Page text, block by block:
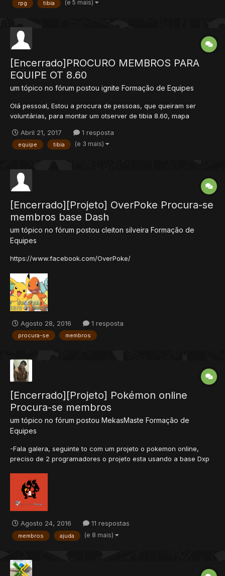
rpg tibia (e 5 mais)
[Encerrado]PROCURO MEMBROS PARA
EQUIPE OT 8.60
um tópico no fórum postou ignite Formação de Equipes
Olá pessoal, Estou a procura de pessoas, que queiram ser
voluntárias, para montar um otserver de tibia 8.60, mapa
dedicação, vontade, etc... Estou a procura de mappers,
scripters, websiters, designers (e...
Abril 21, 2017 1 resposta
equipe tibia (e 3 mais)
[Encerrado][Projeto] OverPoke Procura-se
membros base Dash
um tópico no fórum postou cleiton silveira Formação de
Equipes
https://www.facebook.com/OverPoke/
Agosto 28, 2016 1 resposta
procura-se membros
[Encerrado][Projeto] Pokémon online
Procura-se membros
um tópico no fórum postou MekasMaste Formação de
Equipes
-Fala galera, seguinte to com um projeto o pokemon online,
preciso de 2 programadores o projeto esta usando a base Dxp
o projeto e serio e preciso destes membros... Da uma olhada no
projeto se vc se interessar ... Pagina: https:/...
Agosto 24, 2016 11 respostas
membros ajuda (e 8 mais)